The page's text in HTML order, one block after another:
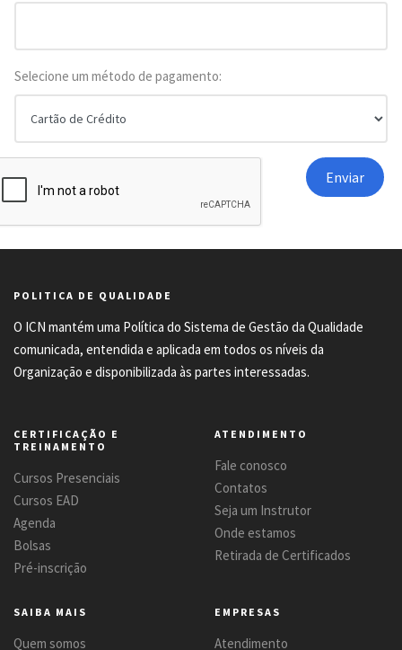
Selecione um método de pagamento:
POLITICA DE QUALIDADE
O ICN mantém uma Política do Sistema de Gestão da Qualidade
comunicada, entendida e aplicada em todos os níveis da
Organização e disponibilizada às partes interessadas.
CERTIFICAÇÃO E
TREINAMENTO
Cursos Presenciais
Cursos EAD
Agenda
Bolsas
Pré-inscrição
ATENDIMENTO
Fale conosco
Contatos
Seja um Instrutor
Onde estamos
Retirada de Certificados
SAIBA MAIS
Quem somos
EMPRESAS
Atendimento